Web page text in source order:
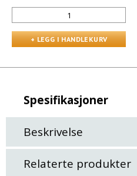
Spesifikasjoner
Beskrivelse
Relaterte produkter